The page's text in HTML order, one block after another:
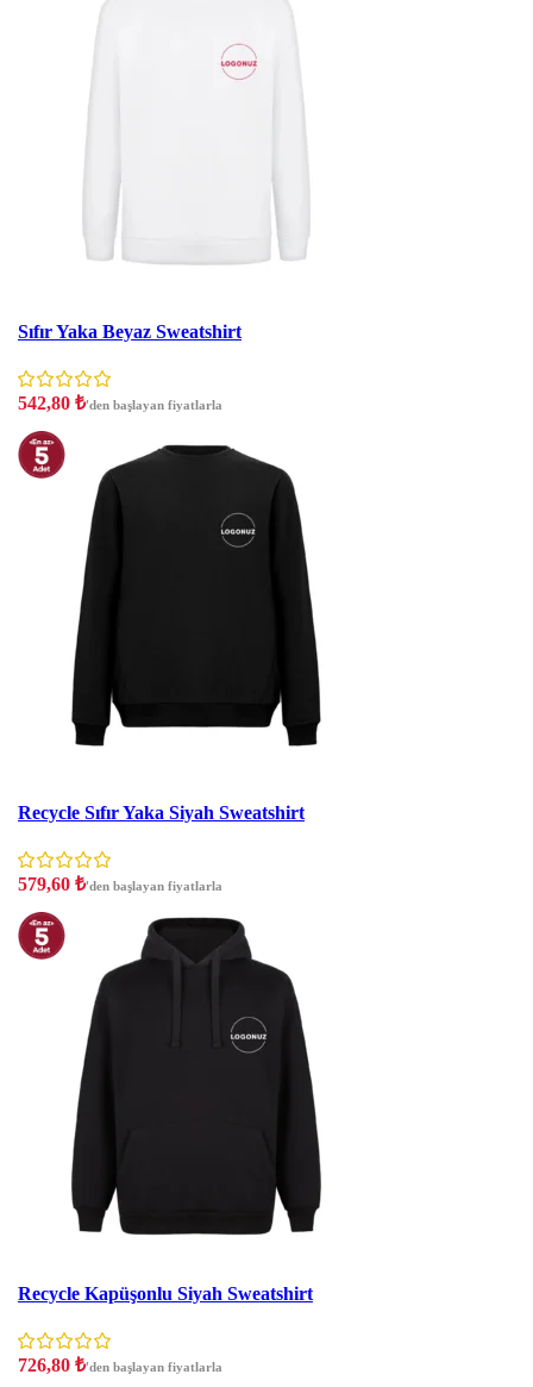
Sıfır Yaka Beyaz Sweatshirt
542,80 ₺'den başlayan fiyatlarla
Recycle Sıfır Yaka Siyah Sweatshirt
579,60 ₺'den başlayan fiyatlarla
Recycle Kapüşonlu Siyah Sweatshirt
726,80 ₺'den başlayan fiyatlarla